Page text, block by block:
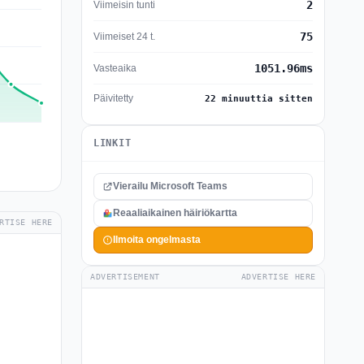
HERE
Viimeisin tunti 2
Viimeiset 24 t. 75
Vasteaika 1051.96ms
Päivitetty 22 minuuttia sitten
LINKIT
Vierailu Microsoft Teams
Reaaliaikainen häiriökartta
Ilmoita ongelmasta
ADVERTISEMENT ADVERTISE HERE